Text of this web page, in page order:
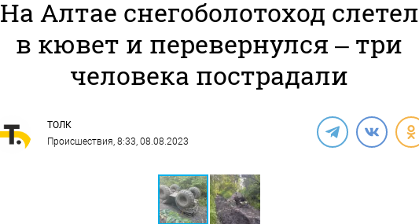
На Алтае снегоболотоход слетел
в кювет и перевернулся – три
человека пострадали
ТОЛК
Происшествия, 8:33, 08.08.2023